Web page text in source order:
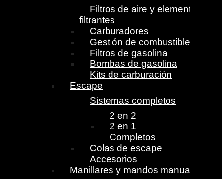
Filtros de aire y elementos
filtrantes
Carburadores
Gestión de combustible
Filtros de gasolina
Bombas de gasolina
Kits de carburación
Escape
Sistemas completos
2 en 2
2 en 1
Completos
Colas de escape
Accesorios
Manillares y mandos manuales